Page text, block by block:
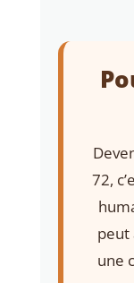
72,
peut
une